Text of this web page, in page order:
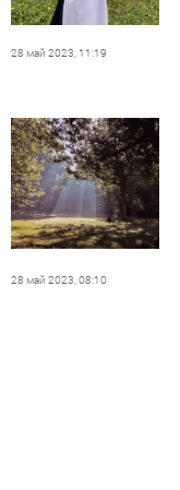
28 май 2023, 11:19
28 май 2023, 08:10